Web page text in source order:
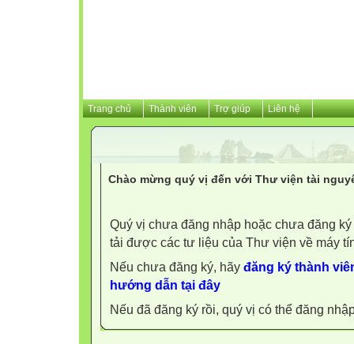
Trang chủ Thành viên Trợ giúp Liên hệ
Chào mừng quý vị đến với Thư viện tài
Quý vị chưa đăng nhập hoặc chưa đăng
tải được các tư liệu của Thư viện về máy
Nếu chưa đăng ký, hãy đăng ký thành
hướng dẫn tại đây
Nếu đã đăng ký rồi, quý vị có thể đăng